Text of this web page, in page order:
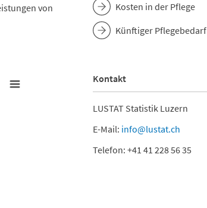
von
Personen ab 65 Jahren 2017
ranges from 16.8 to 32.3.
Kosten in der Pflege
Künftiger Pflegebedarf
Kontakt
LUSTAT Statistik Luzern
E-Mail: info@lustat.ch
Telefon: +41 41 228 56 35